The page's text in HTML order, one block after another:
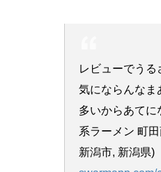
レビューでう
気にならんなま
多いからあてに
系ラーメン 町
新潟市, 新潟県)